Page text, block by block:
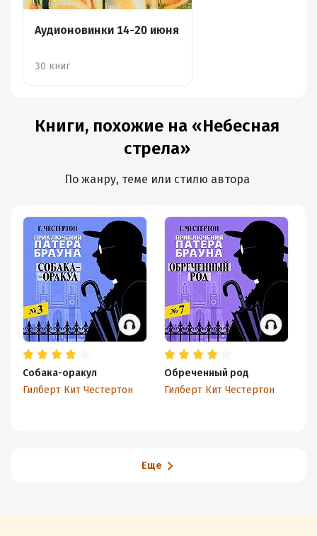
Аудионовинки 14-20 июня
30 книг
Книги, похожие на «Небесная
стрела»
По жанру, теме или стилю автора
Собака-оракул
Гилберт Кит Честертон
Обреченный род
Гилберт Кит Честертон
Еще